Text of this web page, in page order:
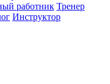
работник Тренер
Инструктор